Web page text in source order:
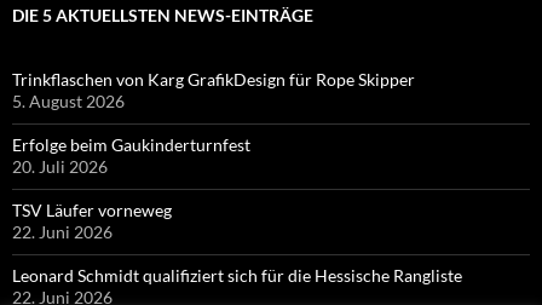
DIE 5 AKTUELLSTEN NEWS-EINTRÄGE
Trinkflaschen von Karg GrafikDesign für Rope Skipper
5. August 2026
Erfolge beim Gaukinderturnfest
20. Juli 2026
TSV Läufer vorneweg
22. Juni 2026
Leonard Schmidt qualifiziert sich für die Hessische Rangliste
22. Juni 2026